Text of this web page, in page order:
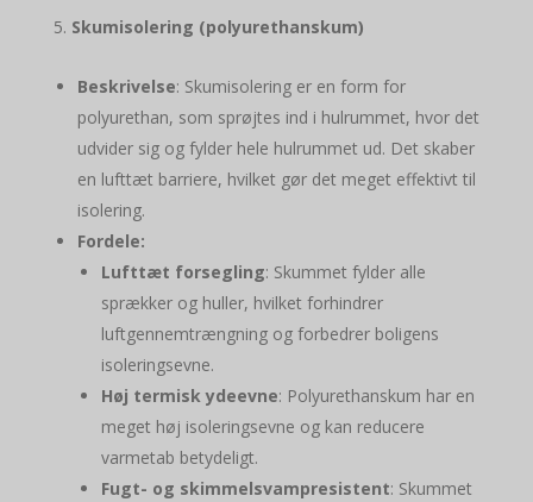
Skumisolering (polyurethanskum)
Beskrivelse: Skumisolering er en form for
polyurethan, som sprøjtes ind i hulrummet, hvor det
udvider sig og fylder hele hulrummet ud. Det skaber
en lufttæt barriere, hvilket gør det meget effektivt til
isolering.
Fordele:
Lufttæt forsegling: Skummet fylder alle
sprækker og huller, hvilket forhindrer
luftgennemtrængning og forbedrer boligens
isoleringsevne.
Høj termisk ydeevne: Polyurethanskum har en
meget høj isoleringsevne og kan reducere
varmetab betydeligt.
Fugt- og skimmelsvampresistent: Skummet